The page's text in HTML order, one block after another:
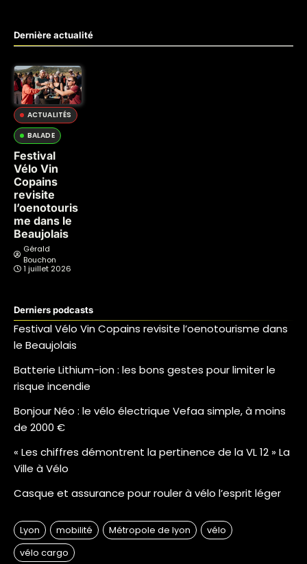
Dernière actualité
ACTUALITÉS
BALADE
Festival
Vélo Vin
Copains
revisite
l’oenotouris
me dans le
Beaujolais
Gérald
Bouchon
1 juillet 2026
Derniers podcasts
Festival Vélo Vin Copains revisite l’oenotourisme dans
le Beaujolais
Batterie Lithium-ion : les bons gestes pour limiter le
risque incendie
Bonjour Néo : le vélo électrique Vefaa simple, à moins
de 2000 €
« Les chiffres démontrent la pertinence de la VL 12 » La
Ville à Vélo
Casque et assurance pour rouler à vélo l’esprit léger